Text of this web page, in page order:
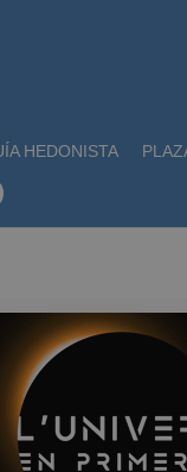
HEDONISTA